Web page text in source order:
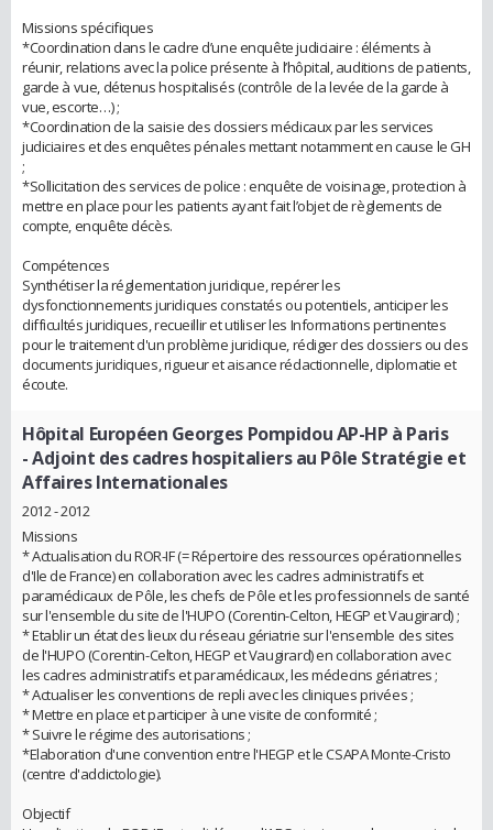
Missions spécifiques
*Coordination dans le cadre d’une enquête judiciaire : éléments à
réunir, relations avec la police présente à l’hôpital, auditions de patients,
garde à vue, détenus hospitalisés (contrôle de la levée de la garde à
vue, escorte…) ;
*Coordination de la saisie des dossiers médicaux par les services
judiciaires et des enquêtes pénales mettant notamment en cause le GH
;
*Sollicitation des services de police : enquête de voisinage, protection à
mettre en place pour les patients ayant fait l’objet de règlements de
compte, enquête décès.
Compétences
Synthétiser la réglementation juridique, repérer les
dysfonctionnements juridiques constatés ou potentiels, anticiper les
difficultés juridiques, recueillir et utiliser les Informations pertinentes
pour le traitement d'un problème juridique, rédiger des dossiers ou des
documents juridiques, rigueur et aisance rédactionnelle, diplomatie et
écoute.
Hôpital Européen Georges Pompidou AP-HP à Paris
- Adjoint des cadres hospitaliers au Pôle Stratégie et
Affaires Internationales
2012 - 2012
Missions
* Actualisation du ROR-IF (= Répertoire des ressources opérationnelles
d'Ile de France) en collaboration avec les cadres administratifs et
paramédicaux de Pôle, les chefs de Pôle et les professionnels de santé
sur l'ensemble du site de l'HUPO (Corentin-Celton, HEGP et Vaugirard) ;
* Etablir un état des lieux du réseau gériatrie sur l'ensemble des sites
de l'HUPO (Corentin-Celton, HEGP et Vaugirard) en collaboration avec
les cadres administratifs et paramédicaux, les médecins gériatres ;
* Actualiser les conventions de repli avec les cliniques privées ;
* Mettre en place et participer à une visite de conformité ;
* Suivre le régime des autorisations ;
*Elaboration d'une convention entre l'HEGP et le CSAPA Monte-Cristo
(centre d'addictologie).
Objectif